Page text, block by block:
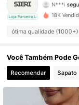
Loja Parceira Local
N***i
4,80
4,80 1K
4,80 1K
4,80 1K
18K
ótima qualidade (1000+)
Você Também Pode
Recomendar Sapato